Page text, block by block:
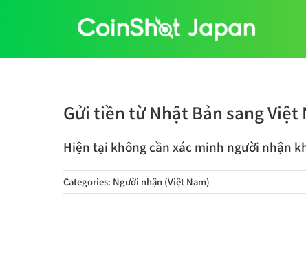
Gửi tiền từ Nhật Bản sang
Hiện tại không cần xác minh người nhận
Categories: Người nhận (Việt Nam)